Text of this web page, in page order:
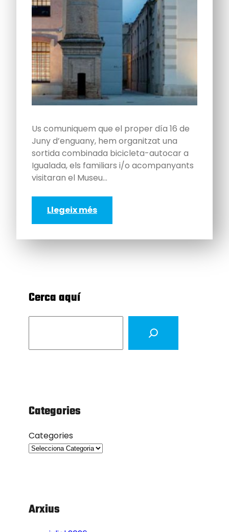
Us comuniquem que el proper día 16 de
Juny d’enguany, hem organitzat una
sortida combinada bicicleta-autocar a
Igualada, els familiars i/o acompanyants
visitaran el Museu…
Llegeix més
Cerca aquí
Categories
Categories
Arxius